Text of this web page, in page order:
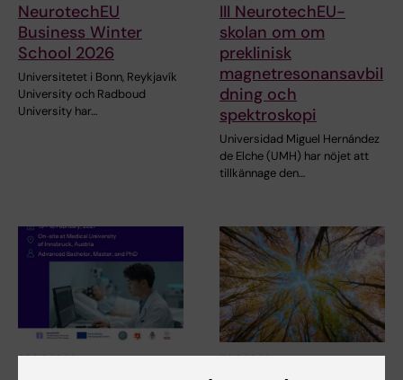
NeurotechEU
Business Winter
School 2026
Universitetet i Bonn, Reykjavík
University och Radboud
University har…
III NeurotechEU-
skolan om om
preklinisk
magnetresonansavbil
dning och
spektroskopi
Universidad Miguel Hernández
de Elche (UMH) har nöjet att
tillkännage den…
28 jul 2026 7 jul 2026